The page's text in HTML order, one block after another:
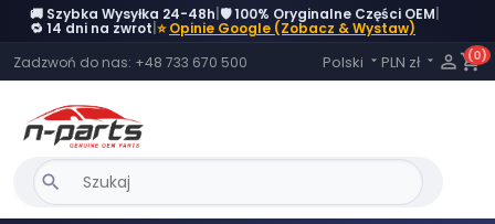
🚚 Szybka Wysyłka 24-48h 🛡️ 100% Oryginalne Części OEM
🔁 14 dni na zwrot ⭐Opinie Google (Zobacz & Wystaw)
Zadzwoń do nas: +48 733 670 500 Język:
Polski  PLN zł   shopping_cart
(0)
search